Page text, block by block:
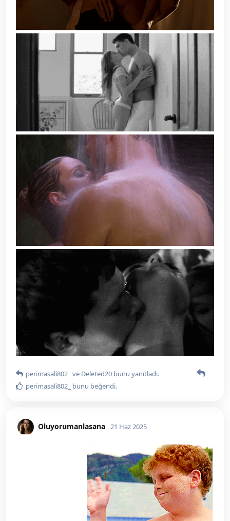
perimasali802_ ve Deleted20 bunu yanıtladı.
perimasali802_ bunu beğendi.
Oluyorumanlasana 21 Haz 2025